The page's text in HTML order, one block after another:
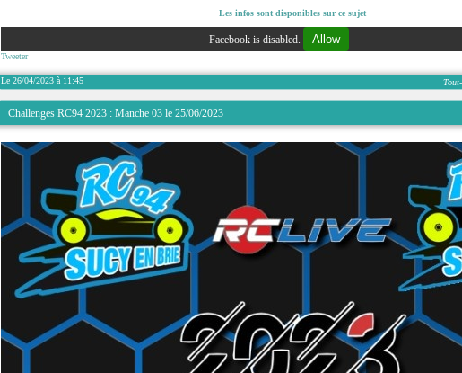
Les infos sont disponibles sur ce sujet
Facebook is disabled. Allow
Tweeter
Le 26/04/2023 à 11:45
Challenges RC94 2023 : Manche 03 le 25/06/2023